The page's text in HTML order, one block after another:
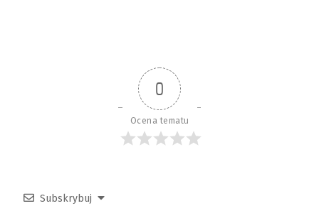
0
Ocena tematu
Subskrybuj